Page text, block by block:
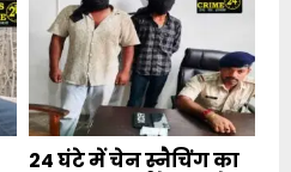
24 घंटे में चेन स्नैचिंग का